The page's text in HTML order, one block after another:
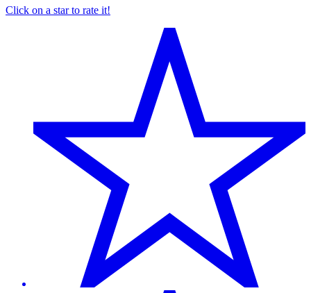
Click on a star to rate it!